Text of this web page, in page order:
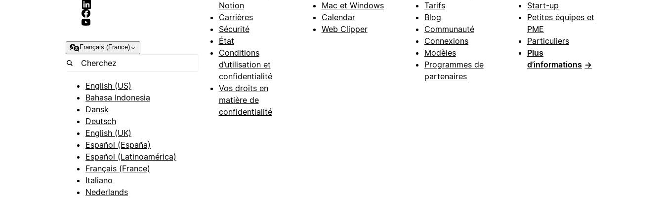
Français (France)
English (US)
Bahasa Indonesia
Dansk
Deutsch
English (UK)
Español (España)
Español (Latinoamérica)
Français (France)
Italiano
Nederlands
Notion
Carrières
Sécurité
État
Conditions
d’utilisation et
confidentialité
Vos droits en
matière de
confidentialité
Mac et Windows
Calendar
Web Clipper
Tarifs
Blog
Communauté
Connexions
Modèles
Programmes de
partenaires
Start-up
Petites équipes et
PME
Particuliers
Plus
d’informations →